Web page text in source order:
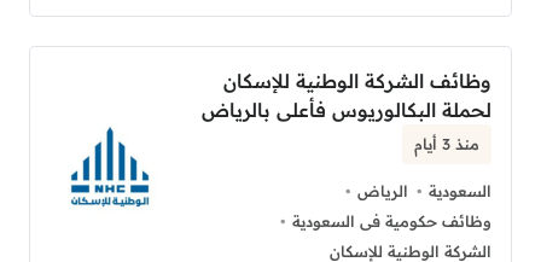
وظائف الشركة الوطنية للإسكان
لحملة البكالوريوس فأعلى بالرياض
منذ 3 أيام
السعودية
الرياض
وظائف حكومية فى السعودية
الشركة الوطنية للإسكان